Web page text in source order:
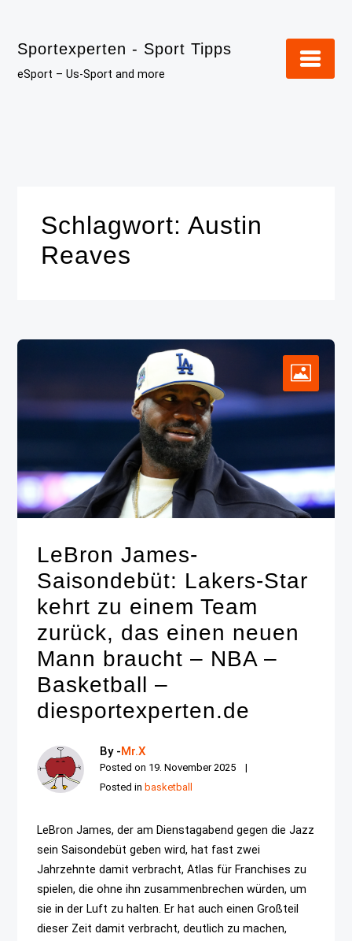
content
Sportexperten - Sport Tipps
eSport – Us-Sport and more
Schlagwort:Austin
Reaves
LeBron James-
Saisondebüt: Lakers-Star
kehrt zu einem Team
zurück, das einen neuen
Mann braucht – NBA –
Basketball –
diesportexperten.de
By -Mr.X
Posted on 19. November 2025
Posted in basketball
LeBron James, der am Dienstagabend gegen die Jazz
sein Saisondebüt geben wird, hat fast zwei
Jahrzehnte damit verbracht, Atlas für Franchises zu
spielen, die ohne ihn zusammenbrechen würden, um
sie in der Luft zu halten. Er hat auch einen Großteil
dieser Zeit damit verbracht, deutlich zu machen,